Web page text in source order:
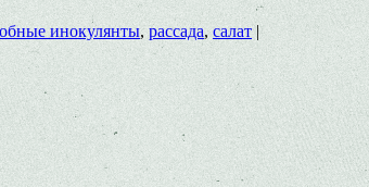
инокулянты,рассада, салат |